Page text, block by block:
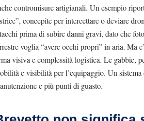
contromisure artigianali. Un esempio
concepite per intercettare o deviare
prima di subire danni gravi, dato che
voglia “avere occhi propri” in aria. Ma
visiva e complessità logistica. Le gabbie,
e visibilità per l’equipaggio. Un
e più punti di guasto.